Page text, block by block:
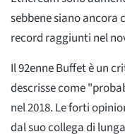
sebbene siano ancora
record raggiunti nel
Il 92enne Buffet è un
descrisse come
nel 2018. Le forti
dal suo collega di